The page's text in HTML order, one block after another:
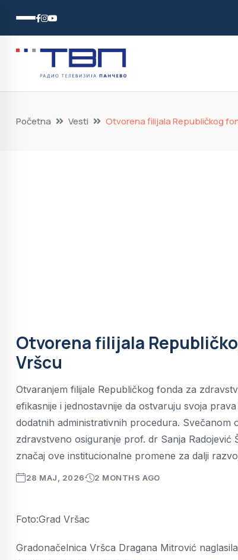
Početna Vesti Otvorena filijala Republičkog
Otvorena filijala
Vršcu
Otvaranjem filijale Republičkog fonda za
efikasnije i jednostavnije da ostvaruju svoja
dodatnih administrativnih procedura.
zdravstveno osiguranje prof. dr Sanja
značaj ove institucionalne promene za dalji
28 MAJ, 2026 2 MONTHS AGO
Foto:Grad Vršac
Gradonačelnica Vršca Dragana Mitrović